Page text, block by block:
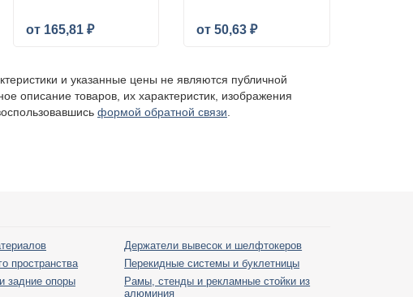
от 165,81 ₽ от 50,63 ₽
и указанные цены не являются публичной
описание товаров, их характеристик, изображения
формой обратной связи
пространства
задние опоры
Держатели вывесок и шелфтокеров
Перекидные системы и буклетницы
Рамы, стенды и рекламные стойки из
алюминия